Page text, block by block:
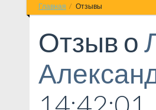
Главная Отзывы
Отзыв о